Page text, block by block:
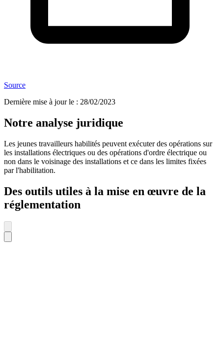
Source
Dernière mise à jour le : 28/02/2023
Notre analyse juridique
Les jeunes travailleurs habilités peuvent exécuter des opérations sur
les installations électriques ou des opérations d'ordre électrique ou
non dans le voisinage des installations et ce dans les limites fixées
par l'habilitation.
Des outils utiles à la mise en œuvre de la
réglementation